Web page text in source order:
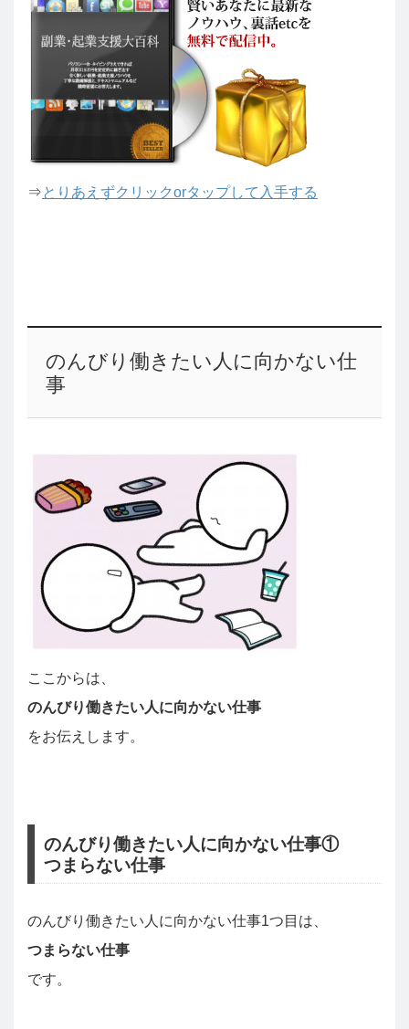
⇒とりあえずクリックorタップして入手する
のんびり働きたい人に向かない仕
事
ここからは、
のんびり働きたい人に向かない仕事
をお伝えします。
のんびり働きたい人に向かない仕事①
つまらない仕事
のんびり働きたい人に向かない仕事1つ目は、
つまらない仕事
です。